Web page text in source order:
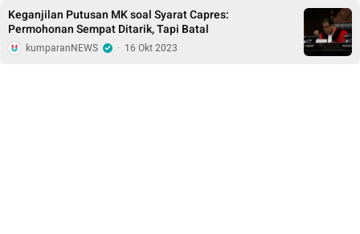
Keganjilan Putusan MK soal Syarat Capres:
Permohonan Sempat Ditarik, Tapi Batal
kumparanNEWS · 16 Okt 2023